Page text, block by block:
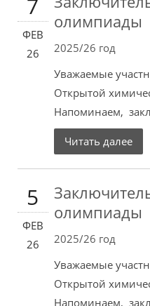
7
ФЕВ
26
олимпиады
2025/26 год
Уважаемые
Открытой
Напоминаем,
Читать далее
5
ФЕВ
26
олимпиады
2025/26 год
Уважаемые
Открытой
Напоминаем,